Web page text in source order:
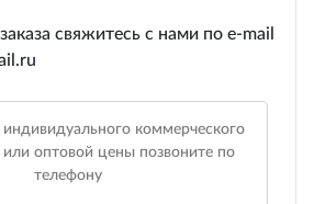
свяжитесь с нами по e-mail
коммерческого
оптовой цены позвоните по
телефону